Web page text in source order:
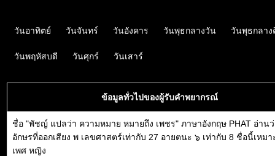
วันอาทิตย์ วันจันทร์ วันอังคาร วันพุธกลางวัน วันพุธกลา
วันพฤหัสบดี วันศุกร์ วันเสาร์
ข้อมูลทั่วไปของผู้รับคำพยากรณ์
ชื่อ "พัชญ์ แปลว่า ความหมาย หมายถึง เพชร" ภาษาอังกฤษ PHAT อ่าน
อักษรที่ออกเสียง พ เลขศาสตร์เท่ากับ 27 อายตนะ ๖ เท่ากับ 8 ชื่อนี้เหม
เพศ หญิง